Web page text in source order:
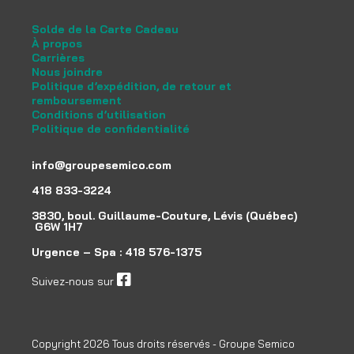
Solde de la Carte Cadeau
À propos
Carrières
Nous joindre
Politique d’expédition, de retour et
remboursement
Conditions d’utilisation
Politique de confidentialité
info@groupesemico.com
418 833-3224
3830, boul. Guillaume-Couture, Lévis (Québec)
G6W 1H7
Urgence – Spa : 418 576-1375
Suivez-nous sur
Copyright 2026 Tous droits réservés - Groupe Semico